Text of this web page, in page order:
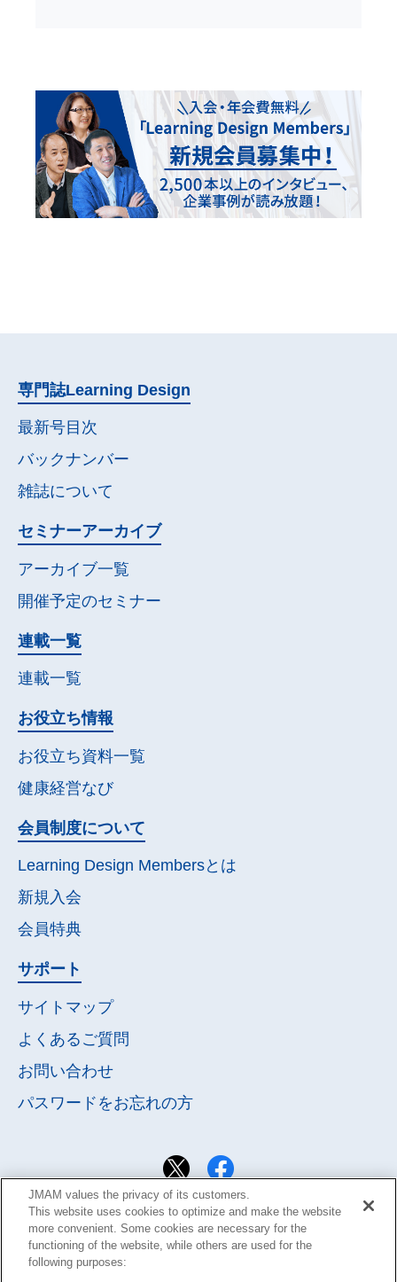
専門誌Learning Design
最新号目次
バックナンバー
雑誌について
セミナーアーカイブ
アーカイブ一覧
開催予定のセミナー
連載一覧
連載一覧
お役立ち情報
お役立ち資料一覧
健康経営なび
会員制度について
Learning Design Membersとは
新規入会
会員特典
サポート
サイトマップ
よくあるご質問
お問い合わせ
パスワードをお忘れの方
JMAM values the privacy of its customers.
This website uses cookies to optimize and make the website
more convenient. Some cookies are necessary for the
functioning of the website, while others are used for the
following purposes: